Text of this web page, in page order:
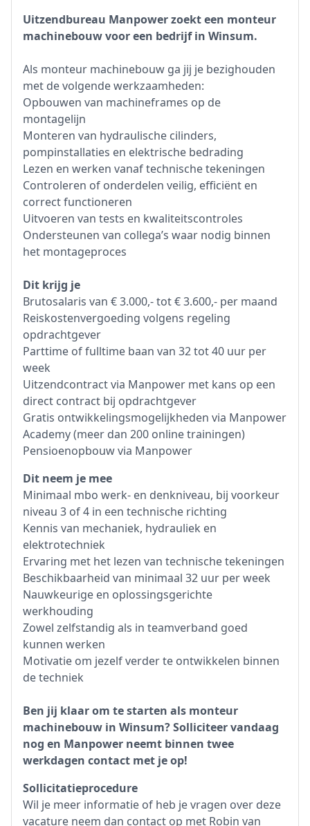
Uitzendbureau Manpower zoekt een monteur
machinebouw voor een bedrijf in Winsum.
Als monteur machinebouw ga jij je bezighouden
met de volgende werkzaamheden:
Opbouwen van machineframes op de
montagelijn
Monteren van hydraulische cilinders,
pompinstallaties en elektrische bedrading
Lezen en werken vanaf technische tekeningen
Controleren of onderdelen veilig, efficiënt en
correct functioneren
Uitvoeren van tests en kwaliteitscontroles
Ondersteunen van collega’s waar nodig binnen
het montageproces
Dit krijg je
Brutosalaris van € 3.000,- tot € 3.600,- per maand
Reiskostenvergoeding volgens regeling
opdrachtgever
Parttime of fulltime baan van 32 tot 40 uur per
week
Uitzendcontract via Manpower met kans op een
direct contract bij opdrachtgever
Gratis ontwikkelingsmogelijkheden via Manpower
Academy (meer dan 200 online trainingen)
Pensioenopbouw via Manpower
Dit neem je mee
Minimaal mbo werk- en denkniveau, bij voorkeur
niveau 3 of 4 in een technische richting
Kennis van mechaniek, hydrauliek en
elektrotechniek
Ervaring met het lezen van technische tekeningen
Beschikbaarheid van minimaal 32 uur per week
Nauwkeurige en oplossingsgerichte
werkhouding
Zowel zelfstandig als in teamverband goed
kunnen werken
Motivatie om jezelf verder te ontwikkelen binnen
de techniek
Ben jij klaar om te starten als monteur
machinebouw in Winsum? Solliciteer vandaag
nog en Manpower neemt binnen twee
werkdagen contact met je op!
Sollicitatieprocedure
Wil je meer informatie of heb je vragen over deze
vacature neem dan contact op met Robin van